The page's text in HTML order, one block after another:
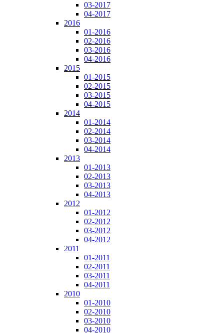
03-2017
04-2017
2016
01-2016
02-2016
03-2016
04-2016
2015
01-2015
02-2015
03-2015
04-2015
2014
01-2014
02-2014
03-2014
04-2014
2013
01-2013
02-2013
03-2013
04-2013
2012
01-2012
02-2012
03-2012
04-2012
2011
01-2011
02-2011
03-2011
04-2011
2010
01-2010
02-2010
03-2010
04-2010